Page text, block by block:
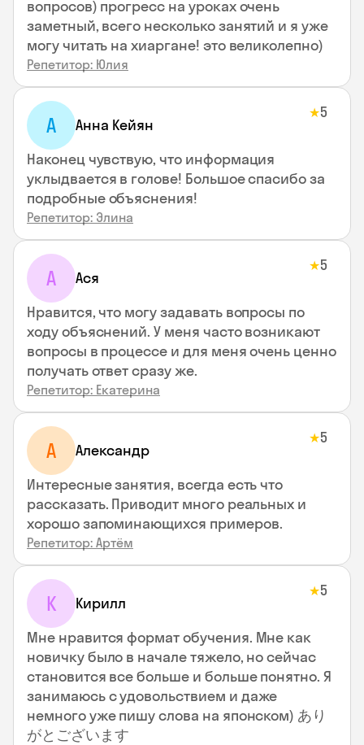
вопросов) прогресс на уроках очень
заметный, всего несколько занятий и я уже
могу читать на хиаргане! это великолепно)
Репетитор: Юлия
А Анна Кейян
★5
Наконец чувствую, что информация
уклыдвается в голове! Большое спасибо за
подробные объяснения!
Репетитор: Элина
А Ася
★5
Нравится, что могу задавать вопросы по
ходу объяснений. У меня часто возникают
вопросы в процессе и для меня очень ценно
получать ответ сразу же.
Репетитор: Екатерина
А Александр
★5
Интересные занятия, всегда есть что
рассказать. Приводит много реальных и
хорошо запоминающихся примеров.
Репетитор: Артём
К Кирилл
★5
Мне нравится формат обучения. Мне как
новичку было в начале тяжело, но сейчас
становится все больше и больше понятно. Я
занимаюсь с удовольствием и даже
немного уже пишу слова на японском) あり
がとございます